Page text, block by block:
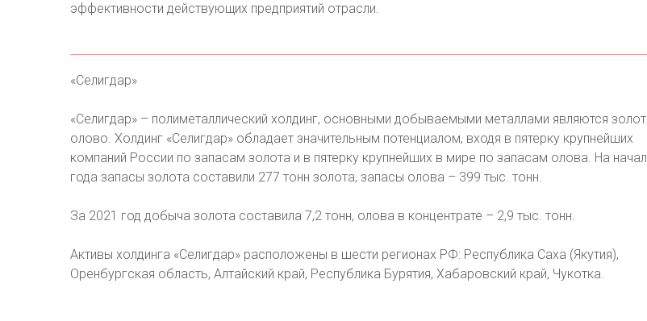
эффективности действующих предприятий отрасли.
«Селигдар»
«Селигдар» – полиметаллический холдинг, основными добываемыми металлами являются
олово. Холдинг «Селигдар» обладает значительным потенциалом, входя в пятерку крупнейших
компаний России по запасам золота и в пятерку крупнейших в мире по запасам олова. На
года запасы золота составили 277 тонн золота, запасы олова – 399 тыс. тонн.
За 2021 год добыча золота составила 7,2 тонн, олова в концентрате – 2,9 тыс. тонн.
Активы холдинга «Селигдар» расположены в шести регионах РФ: Республика Саха (Якутия),
Оренбургская область, Алтайский край, Республика Бурятия, Хабаровский край, Чукотка.